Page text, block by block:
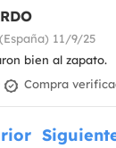
11/9/25
bien al zapato.
Compra